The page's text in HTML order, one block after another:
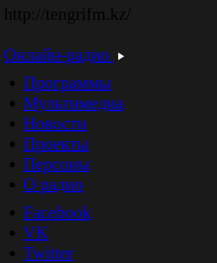
http://tengrifm.kz/
Онлайн-радио
Программы
Мультимедиа
Новости
Проекты
Персоны
О радио
Facebook
VK
Twitter